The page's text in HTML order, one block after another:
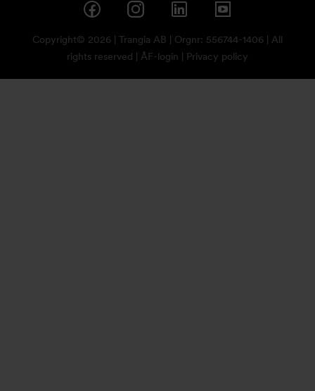
Copyright© 2026 | Trangia AB | Orgnr: 556744-1406 | All
rights reserved | ÅF-login Privacy policy